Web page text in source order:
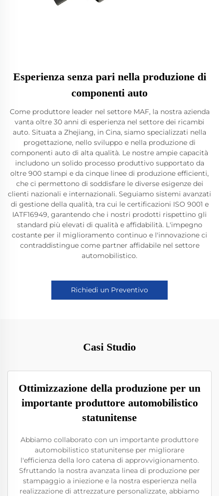
Esperienza senza pari nella produzione di
componenti auto
Come produttore leader nel settore MAF, la nostra azienda
vanta oltre 30 anni di esperienza nel settore dei ricambi
auto. Situata a Zhejiang, in Cina, siamo specializzati nella
progettazione, nello sviluppo e nella produzione di
componenti auto di alta qualità. Le nostre ampie capacità
includono un solido processo produttivo supportato da
oltre 900 stampi e da cinque linee di produzione efficienti,
che ci permettono di soddisfare le diverse esigenze dei
clienti nazionali e internazionali. Seguiamo sistemi avanzati
di gestione della qualità, tra cui le certificazioni ISO 9001 e
IATF16949, garantendo che i nostri prodotti rispettino gli
standard più elevati di qualità e affidabilità. L'impegno
costante per il miglioramento continuo e l'innovazione ci
contraddistingue come partner affidabile nel settore
automobilistico.
Richiedi un Preventivo
Casi Studio
Ottimizzazione della produzione per un
importante produttore automobilistico
statunitense
Abbiamo collaborato con un importante produttore
automobilistico statunitense per migliorare
l'efficienza della loro catena di approvvigionamento.
Sfruttando la nostra avanzata linea di produzione per
stampaggio a iniezione e la nostra esperienza nella
realizzazione di attrezzature personalizzate, abbiamo